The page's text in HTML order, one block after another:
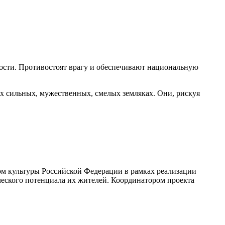
Противостоят врагу и обеспечивают национальную
сильных, мужественных, смелых земляках. Они, рискуя
культуры Российской Федерации в рамках реализации
потенциала их жителей. Координатором проекта